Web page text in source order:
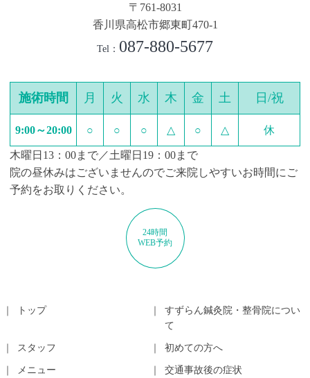
〒761-8031
香川県高松市郷東町470-1
Tel： 087-880-5677
施術時間 月 火 水 木 金 土 日/祝
9:00～20:00 ○ ○ ○ △ ○ △ 休
木曜日13：00まで／土曜日19：00まで
院の昼休みはございませんのでご来院しやすいお時間にご
予約をお取りください。
24時間
WEB予約
トップ
すずらん鍼灸院・整骨院につい
て
スタッフ 初めての方へ
メニュー 交通事故後の症状